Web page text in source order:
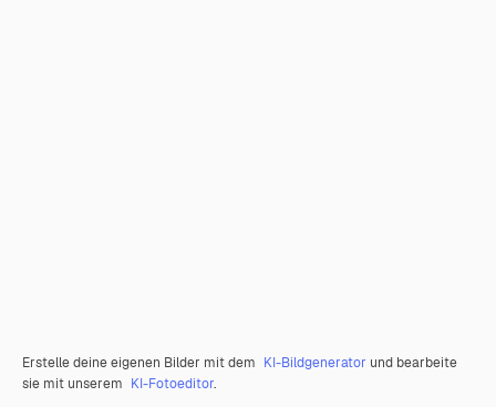
Erstelle deine eigenen Bilder mit dem KI-Bildgenerator und bearbeite
sie mit unserem KI-Fotoeditor.